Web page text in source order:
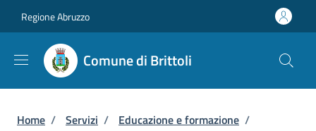
Regione Abruzzo
Comune di Brittoli
Briciole di pane
Home / Servizi / Educazione e formazione /